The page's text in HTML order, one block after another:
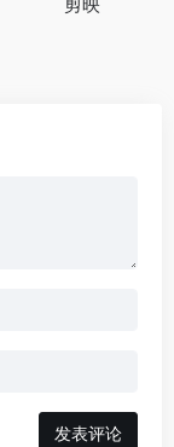
发表评论